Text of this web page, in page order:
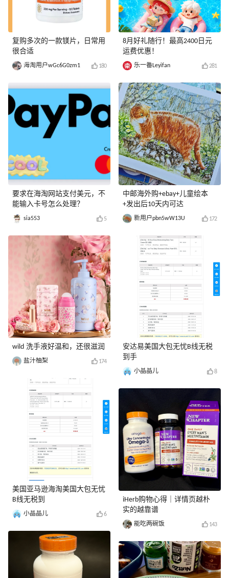
复购多次的一款镁片，日常用
很合适
海淘用户wGc6G0zm1 180
要求在海淘网站支付美元，不
能输入卡号怎么处理？
sia553 5
wild 洗手液好温和，还很滋润
盐汁柚梨 174
美国亚马逊海淘美国大包无忧
B线无税到
小晶晶儿 6
8月好礼随行！最高2400日元
运费优惠！
乐一番Leyifan 281
中邮海外购+ebay+儿童绘本
+发出后10天内可达
新用户pbn5wW13U 172
安达易美国大包无忧B线无税
到手
小晶晶儿 8
iHerb购物心得｜详情页越朴
实的越靠谱
能吃两碗饭 143